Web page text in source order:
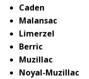
Caden
Malansac
Limerzel
Berric
Muzillac
Noyal-Muzillac